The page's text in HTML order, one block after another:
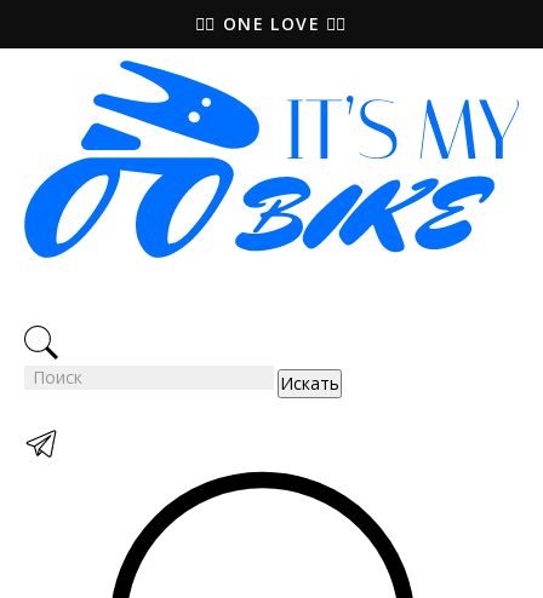
🚵‍♀️ ONE LOVE 🚴‍♀️
Искать